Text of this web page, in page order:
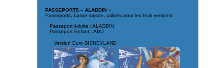
PASSEPORTS « ALADDIN »
Passeports, basse saison, utilisés pour les trois versions.
Passeport Adulte : ALADDIN
Passeport Enfant : ABU
Version Euro DISNEYLAND